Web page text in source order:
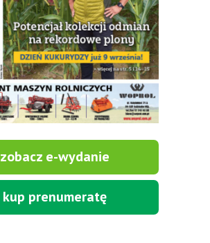
zobacz e-wydanie
kup prenumeratę